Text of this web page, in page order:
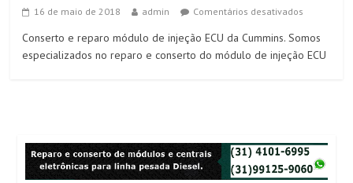
16 de maio de 2018 admin Comentários desativados
Conserto e reparo módulo de injeção ECU da Cummins. Somos
especializados no reparo e conserto do módulo de injeção ECU